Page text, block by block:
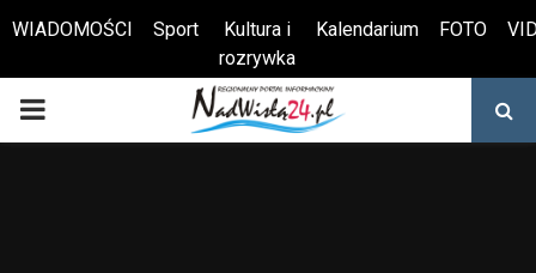
Otwórz pasek narzędzi
WIADOMOŚCI Sport
Kultura i
rozrywka
Kalendarium FOTO
PRIMARY